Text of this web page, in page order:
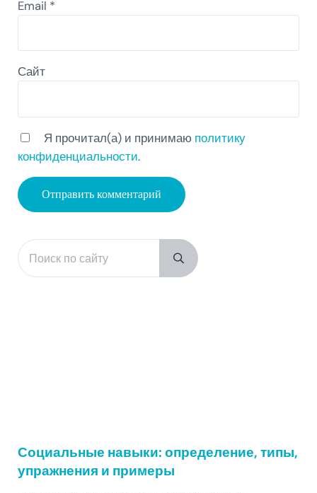
Email *
Сайт
Я прочитал(а) и принимаю политику
конфиденциальности.
Sidebar
Поиск по сайту
Submit search
Социальные навыки: определение, типы,
упражнения и примеры